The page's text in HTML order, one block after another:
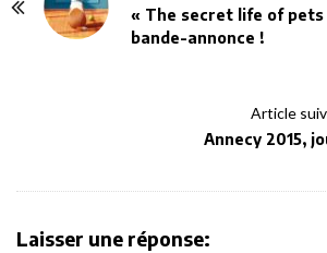
« The secret life of
bande-annonce !
Article
Annecy 2015,
Laisser une réponse: